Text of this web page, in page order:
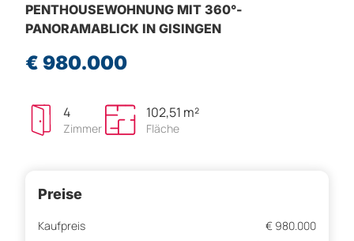
PENTHOUSEWOHNUNG MIT 360°-
PANORAMABLICK IN GISINGEN
€ 980.000
4
Zimmer
102,51 m²
Fläche
Preise
Kaufpreis
€ 980.000